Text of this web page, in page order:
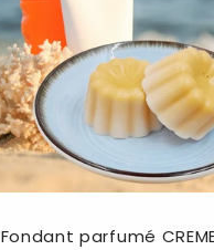
Fondant parfumé